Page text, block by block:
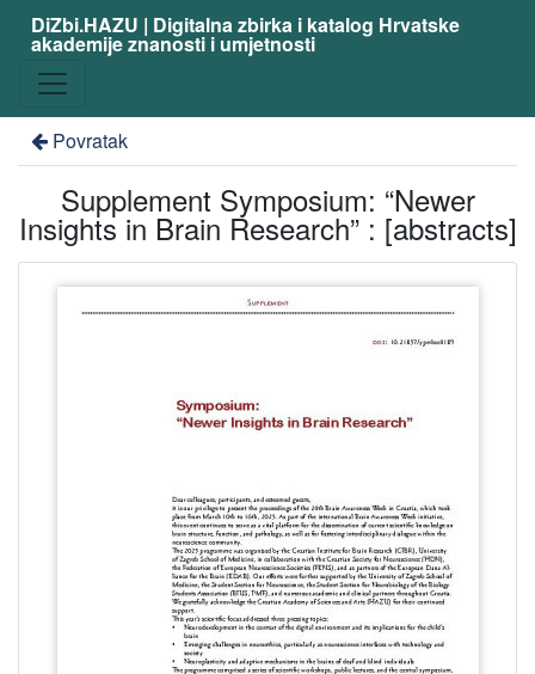
DiZbi.HAZU | Digitalna zbirka i katalog Hrvatske
akademije znanosti i umjetnosti
Povratak
Supplement Symposium: “Newer
Insights in Brain Research” : [abstracts]